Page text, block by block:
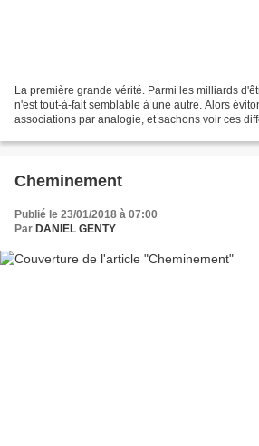
La première grande vérité. Parmi les milliards
n'est tout-à-fait semblable à une autre. Alors
associations par analogie, et sachons voir ces
Cheminement
Publié le 23/01/2018 à 07:00
Par DANIEL GENTY